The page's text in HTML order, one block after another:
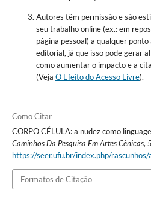
Autores têm permissão e são
seu trabalho online (ex.: em
página pessoal) a qualquer
editorial, já que isso pode gerar
como aumentar o impacto e a
(Veja O Efeito do Acesso Livre).
Como Citar
CORPO CÉLULA: a nudez como
Caminhos Da Pesquisa Em Artes Cênicas, 5
https://seer.ufu.br/index.php/
Formatos de Citação